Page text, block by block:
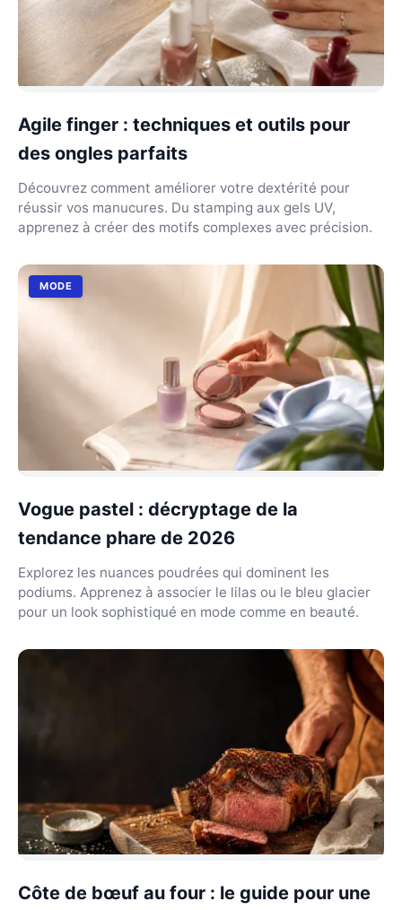
Agile finger : techniques et outils pour
des ongles parfaits
Découvrez comment améliorer votre dextérité pour
réussir vos manucures. Du stamping aux gels UV,
apprenez à créer des motifs complexes avec précision.
MODE
Vogue pastel : décryptage de la
tendance phare de 2026
Explorez les nuances poudrées qui dominent les
podiums. Apprenez à associer le lilas ou le bleu glacier
pour un look sophistiqué en mode comme en beauté.
Côte de bœuf au four : le guide pour une